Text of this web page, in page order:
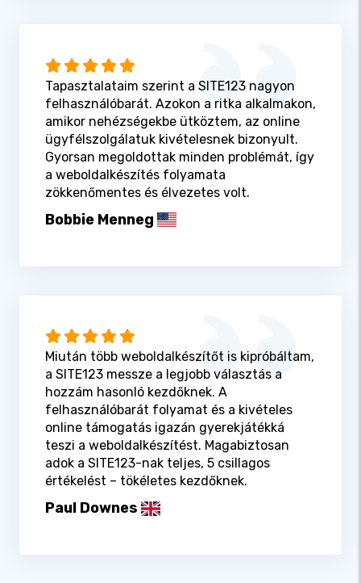
Tapasztalataim szerint a SITE123 nagyon
felhasználóbarát. Azokon a ritka alkalmakon,
amikor nehézségekbe ütköztem, az online
ügyfélszolgálatuk kivételesnek bizonyult.
Gyorsan megoldottak minden problémát, így
a weboldalkészítés folyamata
zökkenőmentes és élvezetes volt.
Bobbie Menneg
Miután több weboldalkészítőt is kipróbáltam,
a SITE123 messze a legjobb választás a
hozzám hasonló kezdőknek. A
felhasználóbarát folyamat és a kivételes
online támogatás igazán gyerekjátékká
teszi a weboldalkészítést. Magabiztosan
adok a SITE123-nak teljes, 5 csillagos
értékelést – tökéletes kezdőknek.
Paul Downes